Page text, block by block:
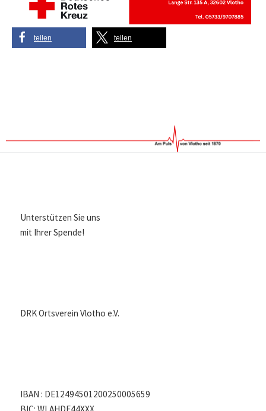
teilen teilen
Unterstützen Sie uns
mit Ihrer Spende!
DRK Ortsverein Vlotho e.V.
IBAN : DE12494501200250005659